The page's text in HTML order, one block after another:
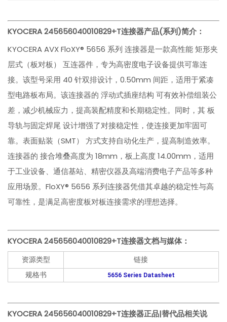
KYOCERA 245656040010829+T连接器产品(系列)简介：
KYOCERA AVX FloXY® 5656 系列 连接器是一款高性能 矩形夹
层式（板对板） 互连器件，专为高密度电子设备提供可靠连
接。该型号采用 40 针双排设计，0.50mm 间距，适用于紧凑
型电路板布局。该连接器的 浮动式插座结构 可有效补偿组装公
差，减少机械应力，提高装配精度和长期稳定性。同时，其 板
导轨与固定焊尾 设计增强了对接稳定性，使连接更加牢固可
靠。表面贴装（SMT） 方式支持自动化生产，提高制造效率。
连接器的 接合堆叠高度为 18mm，板上高度 14.00mm，适用
于工业设备、通信基站、精密仪器及高端消费电子产品等多种
应用场景。FloXY® 5656 系列连接器凭借其卓越的稳定性与高
可靠性，是满足高密度板对板连接需求的理想选择。
KYOCERA 245656040010829+T连接器文档与媒体：
资源类型
链接
规格书
5656 Series Datasheet
KYOCERA 245656040010829+T连接器正品|替代品相关说